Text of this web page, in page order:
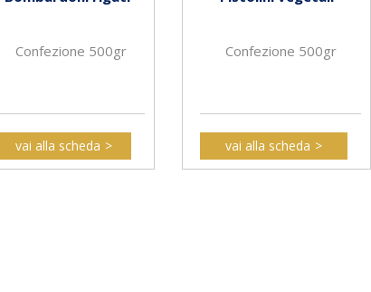
Confezione 500gr
vai alla scheda
Confezione 500gr
vai alla scheda